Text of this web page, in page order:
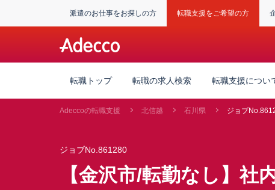
派遣のお仕事をお探しの方 転職支援をご希望の方
転職トップ 転職の求人検索 転職支援につい
Adeccoの転職支援 北信越 石川県 ジョブ
ジョブNo.861280
【金沢市/転勤なし】